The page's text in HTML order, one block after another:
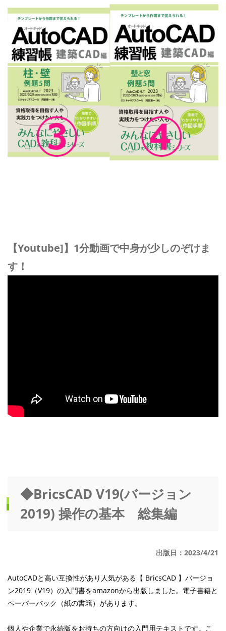
【Youtube]】1分動画で中身が少しのぞけま
す！
◆BricsCAD V19(バージョン
2019) 操作の基本 総集編
出版日：2023/4/21
AutoCADと高い互換性があり人気がある【 BricsCAD 】バージョ
ン2019（V19）の入門書をamazonから出版しました。電子書籍と
ペーパーバック（紙の書籍）があります。
個人や企業で永続版をお持ちの方向けの入門用テキストです。こ